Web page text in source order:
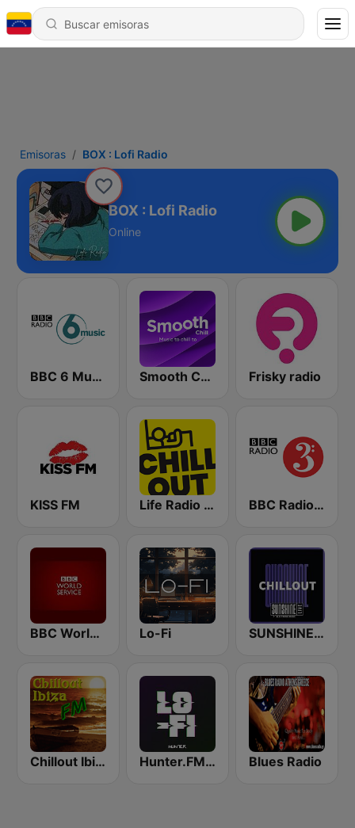
Emisoras BOX : Lofi Radio
BOX : Lofi Radio
Online
BBC 6 Music Smooth Chill Frisky radio
KISS FM Life Radio Chill Out BBC Radio 3
BBC World Service Lo-Fi SUNSHINE LIVE - Chillout
Chillout Ibiza FM Hunter.FM - Lo-Fi Blues Radio